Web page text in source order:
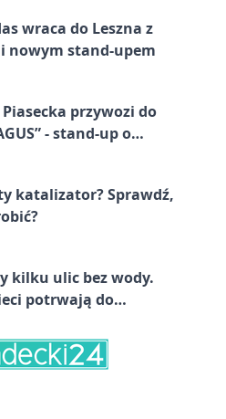
wraca do Leszna z
nowym stand-upem
przywozi do
- stand-up o
katalizator? Sprawdź,
kilku ulic bez wody.
potrwają do